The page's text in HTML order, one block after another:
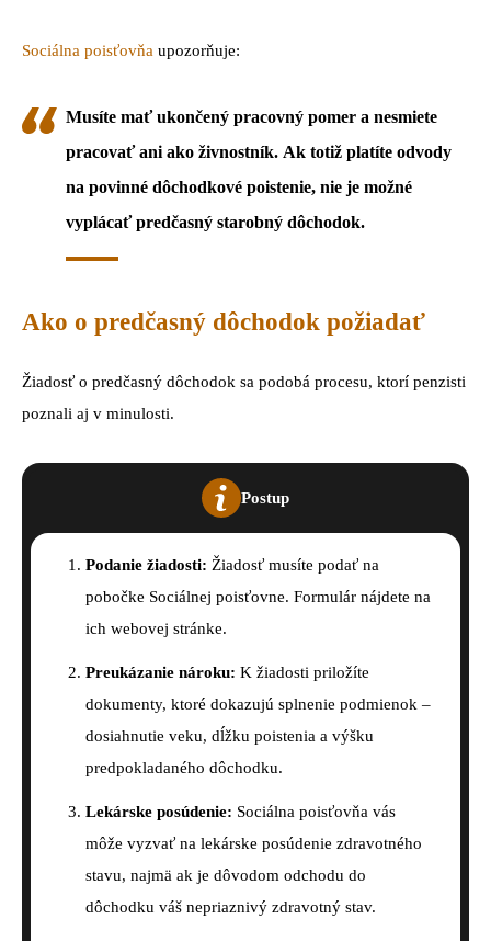
Sociálna poisťovňa upozorňuje:
Musíte mať ukončený pracovný pomer a nesmiete
pracovať ani ako živnostník. Ak totiž platíte odvody
na povinné dôchodkové poistenie, nie je možné
vyplácať predčasný starobný dôchodok.
Ako o predčasný dôchodok požiadať
Žiadosť o predčasný dôchodok sa podobá procesu, ktorí penzisti
poznali aj v minulosti.
Postup
Podanie žiadosti: Žiadosť musíte podať na
pobočke Sociálnej poisťovne. Formulár nájdete na
ich webovej stránke.
Preukázanie nároku: K žiadosti priložíte
dokumenty, ktoré dokazujú splnenie podmienok –
dosiahnutie veku, dĺžku poistenia a výšku
predpokladaného dôchodku.
Lekárske posúdenie: Sociálna poisťovňa vás
môže vyzvať na lekárske posúdenie zdravotného
stavu, najmä ak je dôvodom odchodu do
dôchodku váš nepriaznivý zdravotný stav.